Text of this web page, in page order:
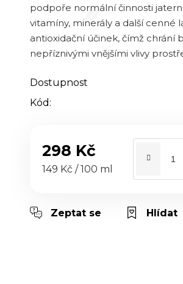
hvězdiček.
podpoře normální činnosti
vitamíny, minerály a další cenné
antioxidační účinek, čímž chrání
nepříznivými vnějšími vlivy
Dostupnost
Kód:
298 Kč
Měrná cena:
149 Kč / 100 ml
Zeptat se Hlídat